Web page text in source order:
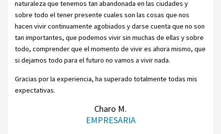
naturaleza que tenemos tan abandonada en las ciudades y
sobre todo el tener presente cuales son las cosas que nos
hacen vivir continuamente agobiados y darse cuenta que no son
tan importantes, que podemos vivir sin muchas de ellas y sobre
todo, comprender que el momento de vivir es ahora mismo, que
si dejamos todo para el futuro no vamos a vivir nada.
Gracias por la experiencia, ha superado totalmente todas mis
expectativas.
Charo M.
EMPRESARIA